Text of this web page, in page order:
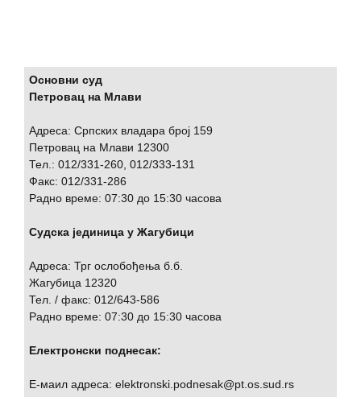
45/16,
Основни суд
Петровац на Млави
Адреса: Српских владара број 159
Петровац на Млави 12300
Тел.: 012/331-260, 012/333-131
Факс: 012/331-286
Радно време: 07:30 до 15:30 часова
Судска јединица у Жагубици
Адреса: Трг ослобођења б.б.
Жагубица 12320
Тел. / факс: 012/643-586
Радно време: 07:30 до 15:30 часова
Електронски поднесак:
Е-маил адреса: elektronski.podnesak@pt.os.sud.rs